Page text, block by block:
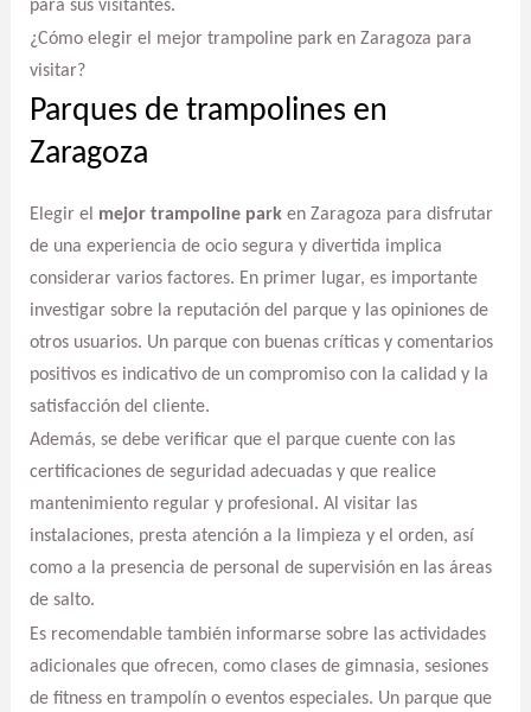
para sus visitantes.
¿Cómo elegir el mejor trampoline park en Zaragoza para
visitar?
Parques de trampolines en
Zaragoza
Elegir el mejor trampoline parken Zaragoza para disfrutar
de una experiencia de ocio segura y divertida implica
considerar varios factores. En primer lugar, es importante
investigar sobre la reputación del parque y las opiniones de
otros usuarios. Un parque con buenas críticas y comentarios
positivos es indicativo de un compromiso con la calidad y la
satisfacción del cliente.
Además, se debe verificar que el parque cuente con las
certificaciones de seguridad adecuadas y que realice
mantenimiento regular y profesional. Al visitar las
instalaciones, presta atención a la limpieza y el orden, así
como a la presencia de personal de supervisión en las áreas
de salto.
Es recomendable también informarse sobre las actividades
adicionales que ofrecen, como clases de gimnasia, sesiones
de fitness en trampolín o eventos especiales. Un parque que